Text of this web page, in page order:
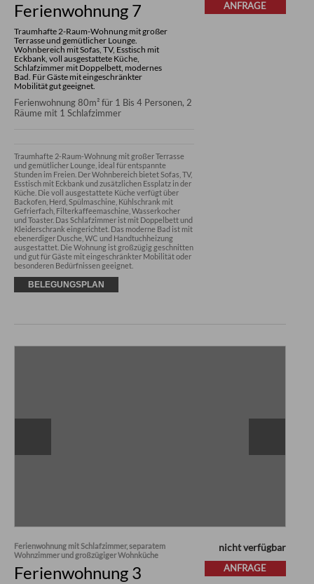
Ferienwohnung 7
Traumhafte 2-Raum-Wohnung mit großer
Terrasse und gemütlicher Lounge.
Wohnbereich mit Sofas, TV, Esstisch mit
Eckbank, voll ausgestattete Küche,
Schlafzimmer mit Doppelbett, modernes
Bad. Für Gäste mit eingeschränkter
Mobilität gut geeignet.
Ferienwohnung 80m² für 1 Bis 4 Personen, 2
Räume mit 1 Schlafzimmer
Traumhafte 2-Raum-Wohnung mit großer Terrasse
und gemütlicher Lounge, ideal für entspannte
Stunden im Freien. Der Wohnbereich bietet Sofas, TV,
Esstisch mit Eckbank und zusätzlichen Essplatz in der
Küche. Die voll ausgestattete Küche verfügt über
Backofen, Herd, Spülmaschine, Kühlschrank mit
Gefrierfach, Filterkaffeemaschine, Wasserkocher
und Toaster. Das Schlafzimmer ist mit Doppelbett und
Kleiderschrank eingerichtet. Das moderne Bad ist mit
ebenerdiger Dusche, WC und Handtuchheizung
ausgestattet. Die Wohnung ist großzügig geschnitten
und gut für Gäste mit eingeschränkter Mobilität oder
besonderen Bedürfnissen geeignet.
ANFRAGE
BELEGUNGSPLAN
Ferienwohnung mit Schlafzimmer, separatem
Wohnzimmer und großzügiger Wohnküche
Ferienwohnung 3
nicht verfügbar
ANFRAGE